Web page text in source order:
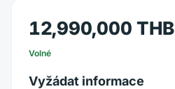
12,990,000 THB
Volné
Vyžádat informace